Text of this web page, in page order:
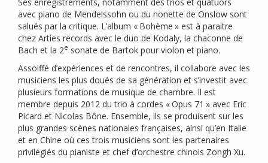
avec piano de Mendelssohn ou du nonette de Onslow sont
salués par la critique. L’album « Bohème » est à paraitre
chez Arties records avec le duo de Kodaly, la chaconne de
Bach et la 2e sonate de Bartok pour violon et piano.
Assoiffé d’expériences et de rencontres, il collabore avec les
musiciens les plus doués de sa génération et s’investit avec
plusieurs formations de musique de chambre. Il est
membre depuis 2012 du trio à cordes «Opus 71 » avec Eric
Picard et Nicolas Bône. Ensemble, ils se produisent sur les
plus grandes scènes nationales françaises, ainsi qu’en Italie
et en Chine où ces trois musiciens sont les partenaires
privilégiés du pianiste et chef d’orchestre chinois Zongh Xu.